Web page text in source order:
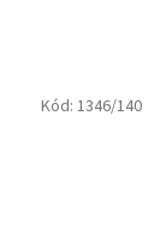
Kód: 1346/140